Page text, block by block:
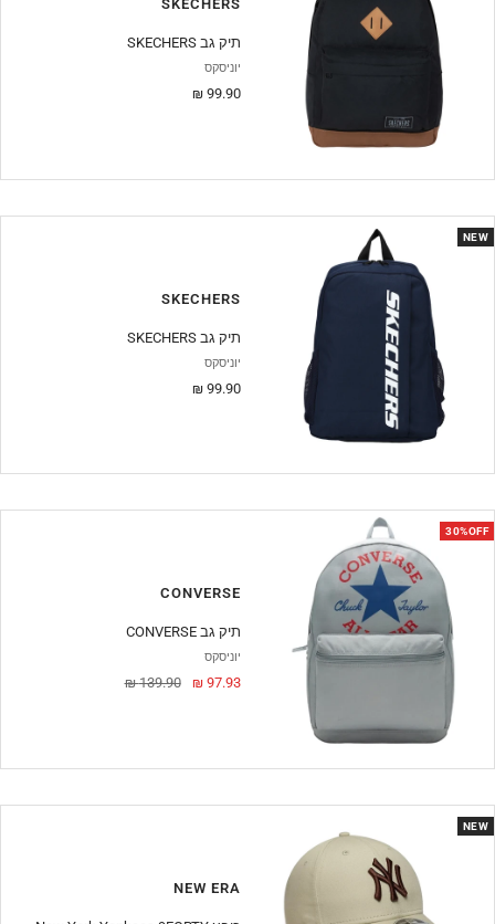
SKECHERS
SKECHERS תיק גב
יוניסקס
מחיר
99.90 ₪
NEW
SKECHERS
SKECHERS תיק גב
יוניסקס
מחיר
99.90 ₪
30%OFF
CONVERSE
CONVERSE תיק גב
יוניסקס
מחיר
97.93 ₪ מחיר
139.90 ₪
NEW
NEW ERA